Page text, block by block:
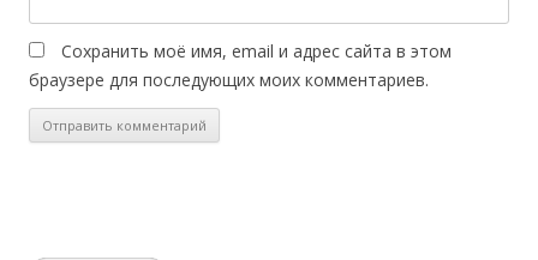
Сохранить моё имя, email и адрес сайта в этом
браузере для последующих моих комментариев.